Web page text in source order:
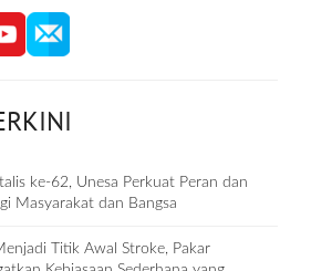
ke-62, Unesa Perkuat Peran dan
Masyarakat dan Bangsa
Titik Awal Stroke, Pakar